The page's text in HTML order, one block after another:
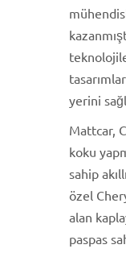
yerini
Mattcar,
koku
sahip
özel
alan
paspas